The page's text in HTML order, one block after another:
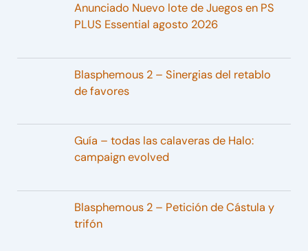
Anunciado Nuevo lote de Juegos en PS
PLUS Essential agosto 2026
Blasphemous 2 – Sinergias del retablo
de favores
Guía – todas las calaveras de Halo:
campaign evolved
Blasphemous 2 – Petición de Cástula y
trifón